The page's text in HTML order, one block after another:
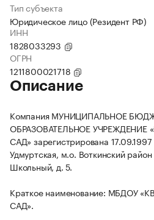
Тип субъекта
Юридическое лицо (Резидент РФ)
ИНН
1828033293
ОГРН
1211800021718
Описание
Компания МУНИЦИПАЛЬНОЕ
ОБРАЗОВАТЕЛЬНОЕ УЧРЕЖДЕНИЕ
САД» зарегистрирована
Удмуртская, м.о. Воткинский
Школьный, д. 5.
Краткое наименование: МБДОУ
САД».